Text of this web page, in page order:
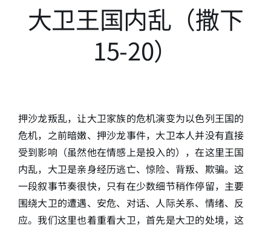
圣经概览
圣经解析
简介
下载
大卫王国内乱（撒下
15-20）
押沙龙叛乱，让大卫家族的危机演变为以色列王国的
危机，之前暗嫩、押沙龙事件，大卫本人并没有直接
受到影响（虽然他在情感上是投入的），在这里王国
内乱，大卫是亲身经历逃亡、惊险、背叛、欺骗。这
一段叙事节奏很快，只有在少数细节稍作停留，主要
围绕大卫的遭遇、安危、对话、人际关系、情绪、反
应。我们这里也着重看大卫，首先是大卫的处境，这